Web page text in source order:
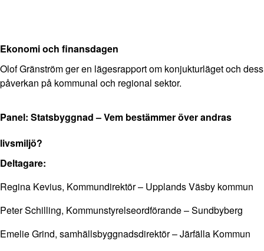
Ekonomi och finansdagen
Olof Gränström ger en lägesrapport om konjukturläget och dess
påverkan på kommunal och regional sektor.
Panel: Statsbyggnad – Vem bestämmer över andras
livsmiljö?
Deltagare:
Regina Kevius, Kommundirektör – Upplands Väsby kommun
Peter Schilling, Kommunstyrelseordförande – Sundbyberg
Emelie Grind, samhällsbyggnadsdirektör – Järfälla Kommun